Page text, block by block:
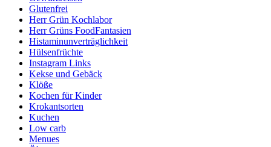
Glutenfrei
Herr Grün Kochlabor
Herr Grüns FoodFantasien
Histaminunverträglichkeit
Hülsenfrüchte
Instagram Links
Kekse und Gebäck
Klöße
Kochen für Kinder
Krokantsorten
Kuchen
Low carb
Menues